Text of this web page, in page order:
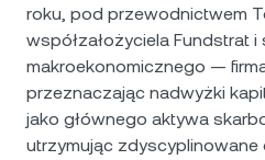
roku, pod przewodnictwem
współzałożyciela Fundstrat i
makroekonomicznego —
przeznaczając nadwyżki
jako głównego aktywa
utrzymując